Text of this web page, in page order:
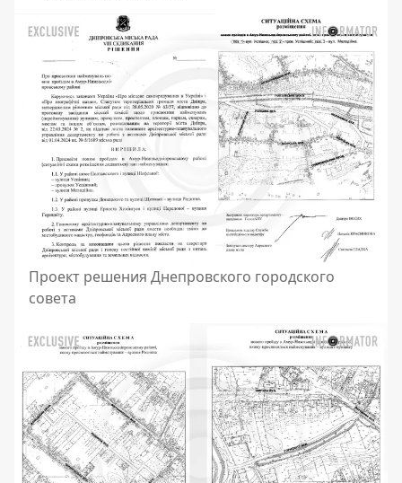
Проект решения Днепровского городского
совета